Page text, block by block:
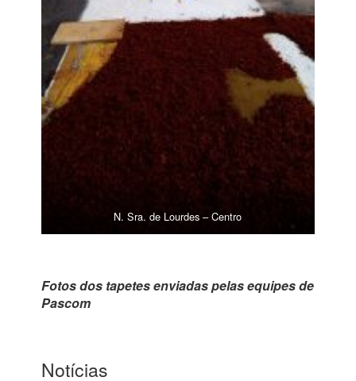
N. Sra. de Lourdes – Centro
Fotos dos tapetes enviadas pelas equipes de
Pascom
Notícias